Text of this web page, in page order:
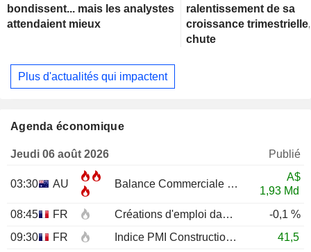
bondissent... mais les analystes
attendaient mieux
ralentissement de sa
croissance
chute
Plus d'actualités qui impactent
Agenda économique
Jeudi 06 août 2026 Publié
03:30 AU Balance CommercialeJUN
A$
1,93 Md
08:45
FR Créations d'emploi dans le secteur privé non agricole (Trimestriel)
-0,1 %
09:30
FR Indice PMI Construction
41,5